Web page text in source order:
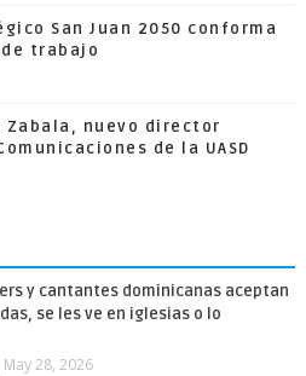
San Juan 2050 conforma
trabajo
Zabala, nuevo director
de la UASD
y cantantes dominicanas aceptan
se les ve en iglesias o lo
May 28, 2026